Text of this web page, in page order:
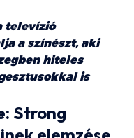
televízió
a színészt, aki
hiteles
is
Strong